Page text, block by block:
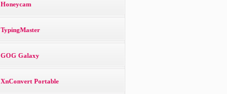
Honeycam
TypingMaster
GOG Galaxy
XnConvert Portable